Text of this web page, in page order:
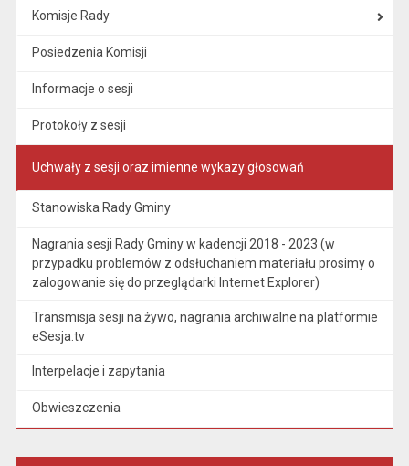
Komisje Rady
Posiedzenia Komisji
Informacje o sesji
Protokoły z sesji
Uchwały z sesji oraz imienne wykazy głosowań
Stanowiska Rady Gminy
Nagrania sesji Rady Gminy w kadencji 2018 - 2023 (w
przypadku problemów z odsłuchaniem materiału prosimy o
zalogowanie się do przeglądarki Internet Explorer)
Transmisja sesji na żywo, nagrania archiwalne na platformie
eSesja.tv
Interpelacje i zapytania
Obwieszczenia